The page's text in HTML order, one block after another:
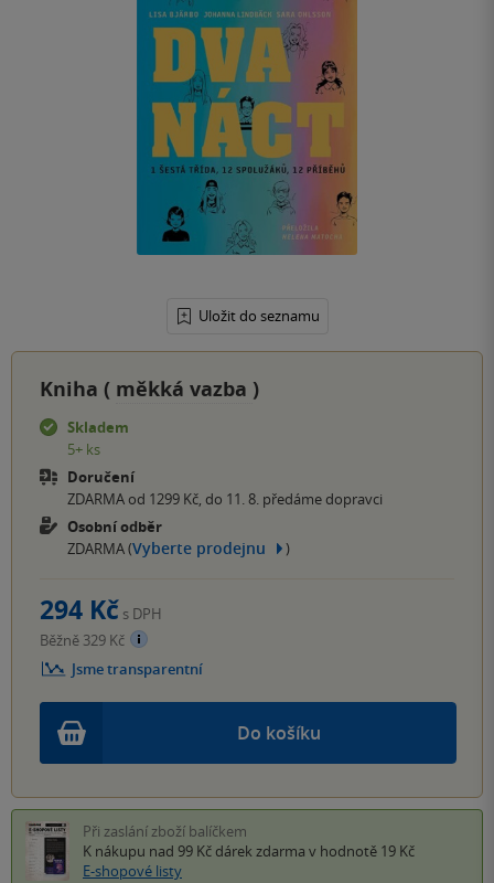
Uložit do seznamu
Kniha ( měkká vazba )
Skladem
5+ ks
Doručení
ZDARMA od 1299 Kč, do 11. 8. předáme dopravci
Osobní odběr
ZDARMA (Vyberte prodejnu )
Do košíku
294 Kč s DPH
Běžně 329 Kč
Jsme transparentní
Při zaslání zboží balíčkem
K nákupu nad 99 Kč dárek zdarma v hodnotě 19 Kč
E-shopové listy